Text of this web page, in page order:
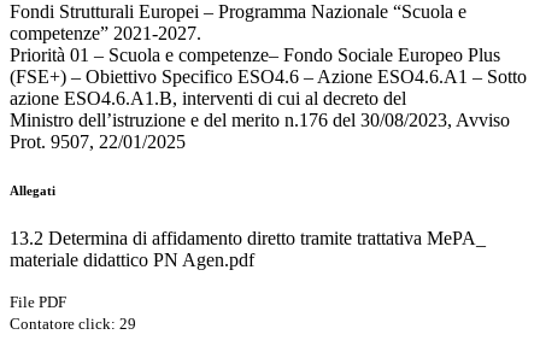
Fondi Strutturali Europei – Programma Nazionale “Scuola e
competenze” 2021-2027.
Priorità 01 – Scuola e competenze– Fondo Sociale Europeo Plus
(FSE+) – Obiettivo Specifico ESO4.6 – Azione ESO4.6.A1 – Sotto
azione ESO4.6.A1.B, interventi di cui al decreto del
Ministro dell’istruzione e del merito n.176 del 30/08/2023, Avviso
Prot. 9507, 22/01/2025
Allegati
13.2 Determina di affidamento diretto tramite trattativa MePA_
materiale didattico PN Agen.pdf
File PDF
Contatore click: 29